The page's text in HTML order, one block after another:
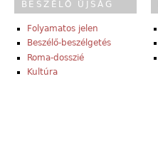
BESZÉLŐ ÚJSÁG
Folyamatos jelen
Beszélő-beszélgetés
Roma-dosszié
Kultúra